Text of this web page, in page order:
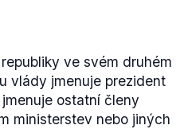
ve svém druhém
vlády jmenuje prezident
ostatní členy
ministerstev nebo jiných